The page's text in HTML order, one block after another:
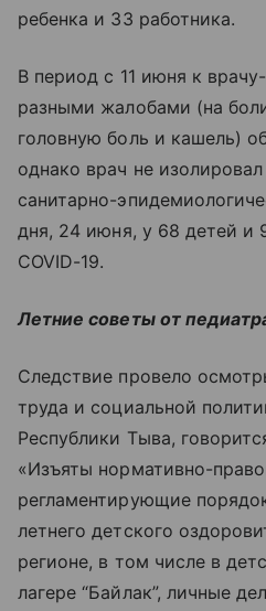
ребенка и 33 работника.
В период с 11 июня к
разными жалобами (на
головную боль и кашель)
однако врач не
санитарно-
дня, 24 июня, у 68 детей и
COVID-19.
Летние советы от
Следствие провело
труда и социальной
Республики Тыва,
«Изъяты нормативно-
регламентирующие
летнего детского
регионе, в том числе в
лагере “Байлак”, личные